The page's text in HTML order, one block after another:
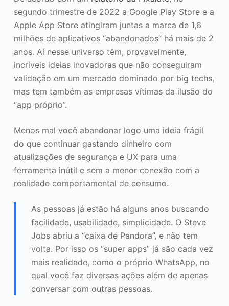
segundo trimestre de 2022 a Google Play Store e a
Apple App Store atingiram juntas a marca de 1,6
milhões de aplicativos “abandonados” há mais de 2
anos. Aí nesse universo têm, provavelmente,
incríveis ideias inovadoras que não conseguiram
validação em um mercado dominado por big techs,
mas tem também as empresas vítimas da ilusão do
“app próprio”.
Menos mal você abandonar logo uma ideia frágil
do que continuar gastando dinheiro com
atualizações de segurança e UX para uma
ferramenta inútil e sem a menor conexão com a
realidade comportamental de consumo.
As pessoas já estão há alguns anos buscando
facilidade, usabilidade, simplicidade. O Steve
Jobs abriu a “caixa de Pandora”, e não tem
volta. Por isso os “super apps” já são cada vez
mais realidade, como o próprio WhatsApp, no
qual você faz diversas ações além de apenas
conversar com outras pessoas.